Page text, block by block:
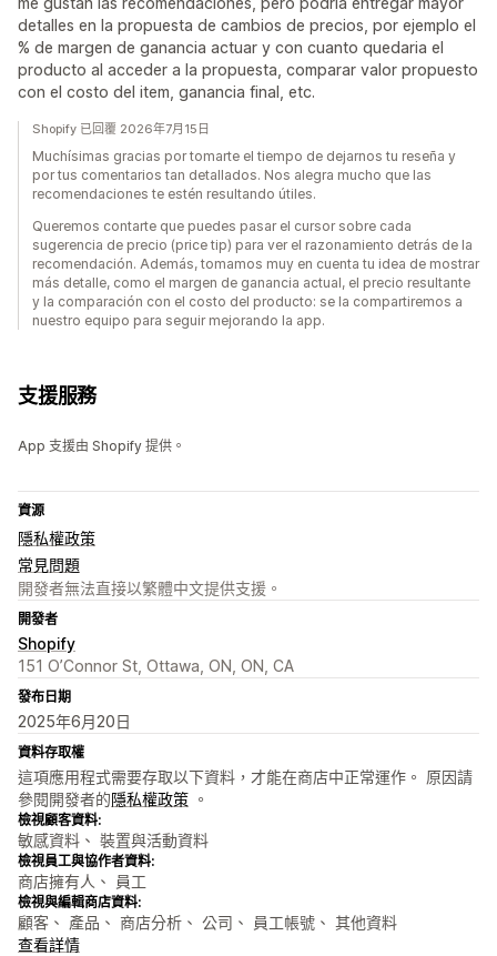
detalles en la propuesta de cambios de precios, por ejemplo el
% de margen de ganancia actuar y con cuanto quedaria el
producto al acceder a la propuesta, comparar valor propuesto
con el costo del item, ganancia final, etc.
Shopify 已回覆 2026年7月15日
Muchísimas gracias por tomarte el tiempo de dejarnos tu reseña y
por tus comentarios tan detallados. Nos alegra mucho que las
recomendaciones te estén resultando útiles.
Queremos contarte que puedes pasar el cursor sobre cada
sugerencia de precio (price tip) para ver el razonamiento detrás de la
recomendación. Además, tomamos muy en cuenta tu idea de mostrar
más detalle, como el margen de ganancia actual, el precio resultante
y la comparación con el costo del producto: se la compartiremos a
nuestro equipo para seguir mejorando la app.
支援服務
App 支援由 Shopify 提供。
資源
隱私權政策
常見問題
開發者無法直接以繁體中文提供支援。
開發者
Shopify
151 O’Connor St, Ottawa, ON, ON, CA
發布日期
2025年6月20日
資料存取權
這項應用程式需要存取以下資料，才能在商店中正常運作。 原因請
參閱開發者的隱私權政策 。
檢視顧客資料:
敏感資料、 裝置與活動資料
檢視員工與協作者資料:
商店擁有人、 員工
檢視與編輯商店資料:
顧客、 產品、 商店分析、 公司、 員工帳號、 其他資料
查看詳情